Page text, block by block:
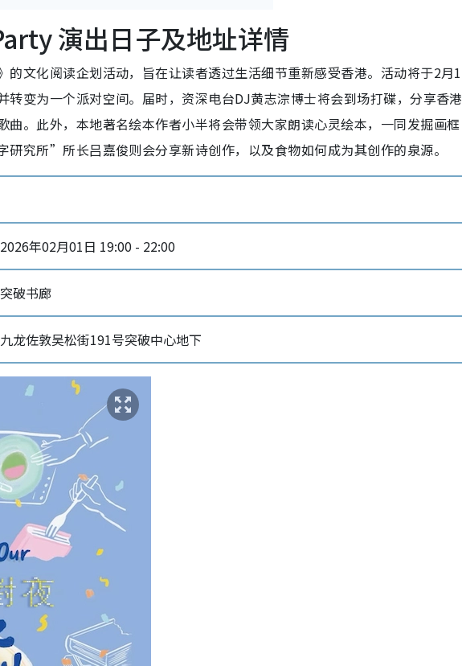
演出日子及地址详情
的文化阅读企划活动，旨在让读者透过生活细节重新感受香港。活动将于2月1
转变为一个派对空间。届时，资深电台DJ黄志淙博士将会到场打碟，分享香港
曲。此外，本地著名绘本作者小半将会带领大家朗读心灵绘本，一同发掘画框
究所”所长吕嘉俊则会分享新诗创作，以及食物如何成为其创作的泉源。
2026年02月01日 19:00 - 22:00
突破书廊
九龙佐敦吴松街191号突破中心地下